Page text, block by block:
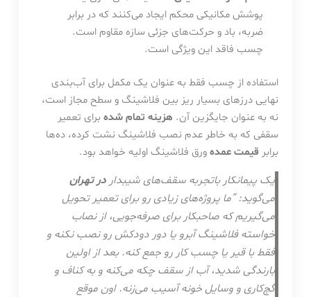
پوشش مکانیکی محکم ایجاد می‌کنند که در برابر
ضربه، باد و حرکت‌های جزئی سازه مقاوم است.
چسب فاقد این ویژگی است.
استفاده از چسب فقط به عنوان یک مکمل برای آب‌بندی
نهایی درزهای بسیار ریز بین فلاشینگ و سطح مجاز است،
نه به عنوان جایگزین آن. هزینه تمام شدهبرای تعمیر
سقفی که به خاطر عدم نصب فلاشینگ نشت کرده، ده‌ها
برابر قیمت عمدهورق فلاشینگ اولیه خواهد بود.
یک پیمانکار باتجربه سقف‌های شیبدار در تهران
می‌گوید: “ما پروژه‌های زیادی رو برای تعمیر تحویل
می‌گیریم که صاحبکار برای صرفه‌جویی، از نصاب
خواسته فلاشینگ آبرو یا دور دودکش رو نصب نکنه و
فقط با قیر یا چسب کار رو جمع کنه. بعد از اولین
بارندگی شدید، آب از سقف چکه می‌کنه و به کناف و
گچ‌کاری و وسایل خونه آسیب می‌زنه. اون موقع